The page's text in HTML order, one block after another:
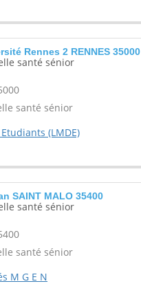
Rennes 2 RENNES 35000
santé sénior
santé sénior
(LMDE)
SAINT MALO 35400
santé sénior
santé sénior
M G E N